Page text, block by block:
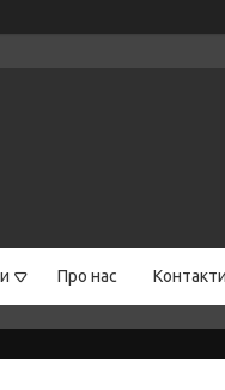
Про нас Контакти